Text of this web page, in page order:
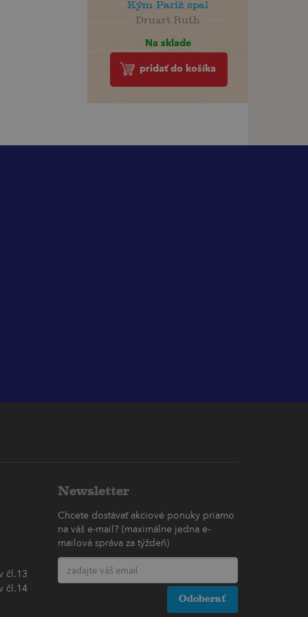
Kým Paríž spal
Druart Ruth
Na sklade
pridať do košíka
čl.13
čl.14
Newsletter
Chcete dostávať akciové ponuky priamo
na váš e-mail? (maximálne jedna e-
mailová správa za týždeň)
Odoberať